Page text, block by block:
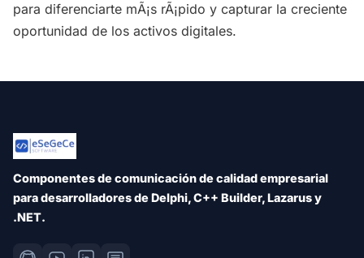
para diferenciarte mÃ¡s rÃ¡pido y capturar la creciente
oportunidad de los activos digitales.
Componentes de comunicación de calidad empresarial
para desarrolladores de Delphi, C++ Builder, Lazarus y
.NET.